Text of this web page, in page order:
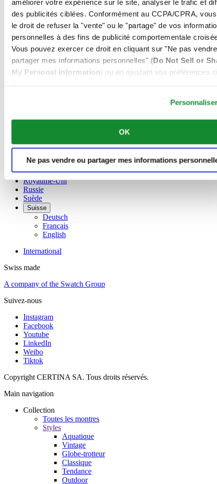
améliorer votre expérience sur le site, analyser le trafic et
des publicités ciblées. Conformément au CCPA/CPRA,
le droit de refuser la "vente" ou le "partage" de vos
personnelles à des fins de publicité comportementale
Vous pouvez exercer ce droit en cliquant sur "Ne pas
partager mes informations personnelles" (Do Not Sell or
My Personal Information) ou en ajustant vos préférences
OK
Ne pas vendre ou partager mes informations
Autriche
Belgique
Dutch
Français
Chine
English
简体中文
Danemark
Espagne
Luxembourg
Norvège
Pays-Bas
Pologne
Royaume-Uni
Russie
Suède
Suisse
Deutsch
Français
English
International
Swiss made
A company of the Swatch Group
Suivez-nous
Instagram
Facebook
Youtube
LinkedIn
Weibo
Tiktok
Copyright CERTINA SA. Tous droits réservés.
Main navigation
Collection
Toutes les montres
Styles
Aquatique
Vintage
Globe-trotteur
Classique
Tendance
Outdoor